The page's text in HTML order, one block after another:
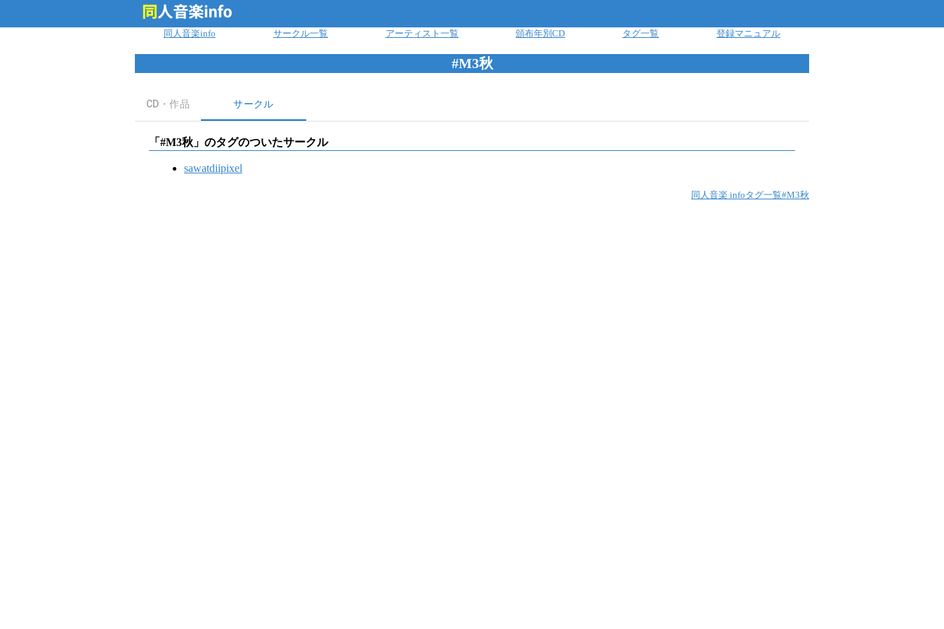
同人音楽info サークル一覧 アーティスト一覧 頒布年別CD タグ一覧 登録マニュアル
#M3秋
CD・作品 サークル
「 #M3秋 」のタグのついたサークル
sawatdiipixel
同人音楽 infoタグ一覧#M3秋